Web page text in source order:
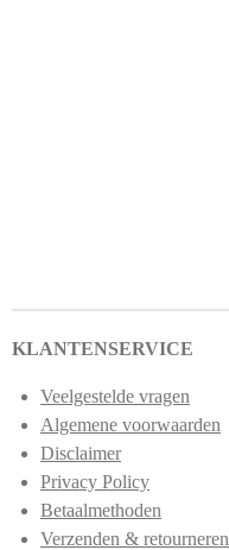
KLANTENSERVICE
Veelgestelde vragen
Algemene voorwaarden
Disclaimer
Privacy Policy
Betaalmethoden
Verzenden & retourneren